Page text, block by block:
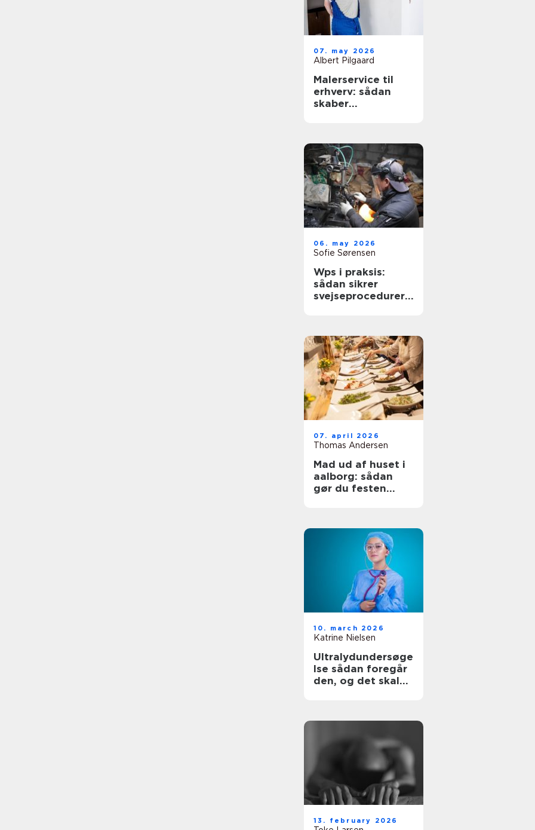
07. may 2026
Albert Pilgaard
Malerservice til
erhverv: sådan
skaber
virksomheder
06. may 2026
Sofie Sørensen
Wps i praksis:
sådan sikrer
svejseprocedurer
07. april 2026
Thomas Andersen
Mad ud af huset i
aalborg: sådan
gør du festen
10. march 2026
Katrine Nielsen
Ultralydundersøge
lse sådan foregår
den, og det skal
13. february 2026